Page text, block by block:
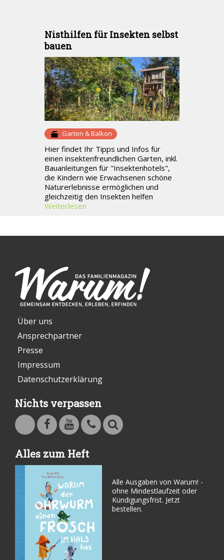
Nisthilfen für Insekten selbst
bauen
Garten & Balkon
Hier findet Ihr Tipps und Infos für
einen insektenfreundlichen Garten, inkl.
Bauanleitungen für "Insektenhotels",
die Kindern wie Erwachsenen schöne
Naturerlebnisse ermöglichen und
gleichzeitig den Insekten helfen
Weiterlesen
Über uns
Ansprechpartner
Presse
Impressum
Datenschutzerklärung
Nichts verpassen
Alles zum Heft
Alle Ausgaben von Warum! -
ohne Mindestlaufzeit oder
Kündigungsfrist. Jetzt
bestellen.